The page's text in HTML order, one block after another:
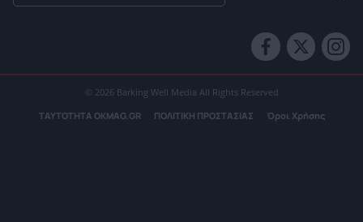
© 2026 Barking Well Media All Rights Reserved
ΤΑΥΤΟΤΗΤΑ OKMAG.GR ΠΟΛΙΤΙΚΗ ΠΡΟΣΤΑΣΙΑΣ Όροι Χρήσης